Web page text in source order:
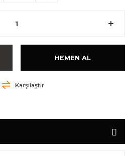
HEMEN AL
Karşılaştır